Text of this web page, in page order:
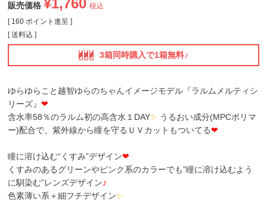
販売価格
税込
[ 160 ポイント進呈 ]
送料込
3箱同時購入で1箱無料♪
ゆらゆらこと越智ゆらのちゃんイメージモデル『ラルムメルティシ
リーズ』 ❤
含水率58％のラルム初の高含水１DAY✨ うるおい成分(MPCポリマ
ー)配合で、紫外線から瞳を守るＵＶカットもついてる❤
瞳に溶け込む“くすみ”デザイン❤
くすみのあるグリーンやピンク系のカラーでも”瞳に溶け込むよう
に馴染む”レンズデザイン♪
色素薄い系＋細フチデザイン✨